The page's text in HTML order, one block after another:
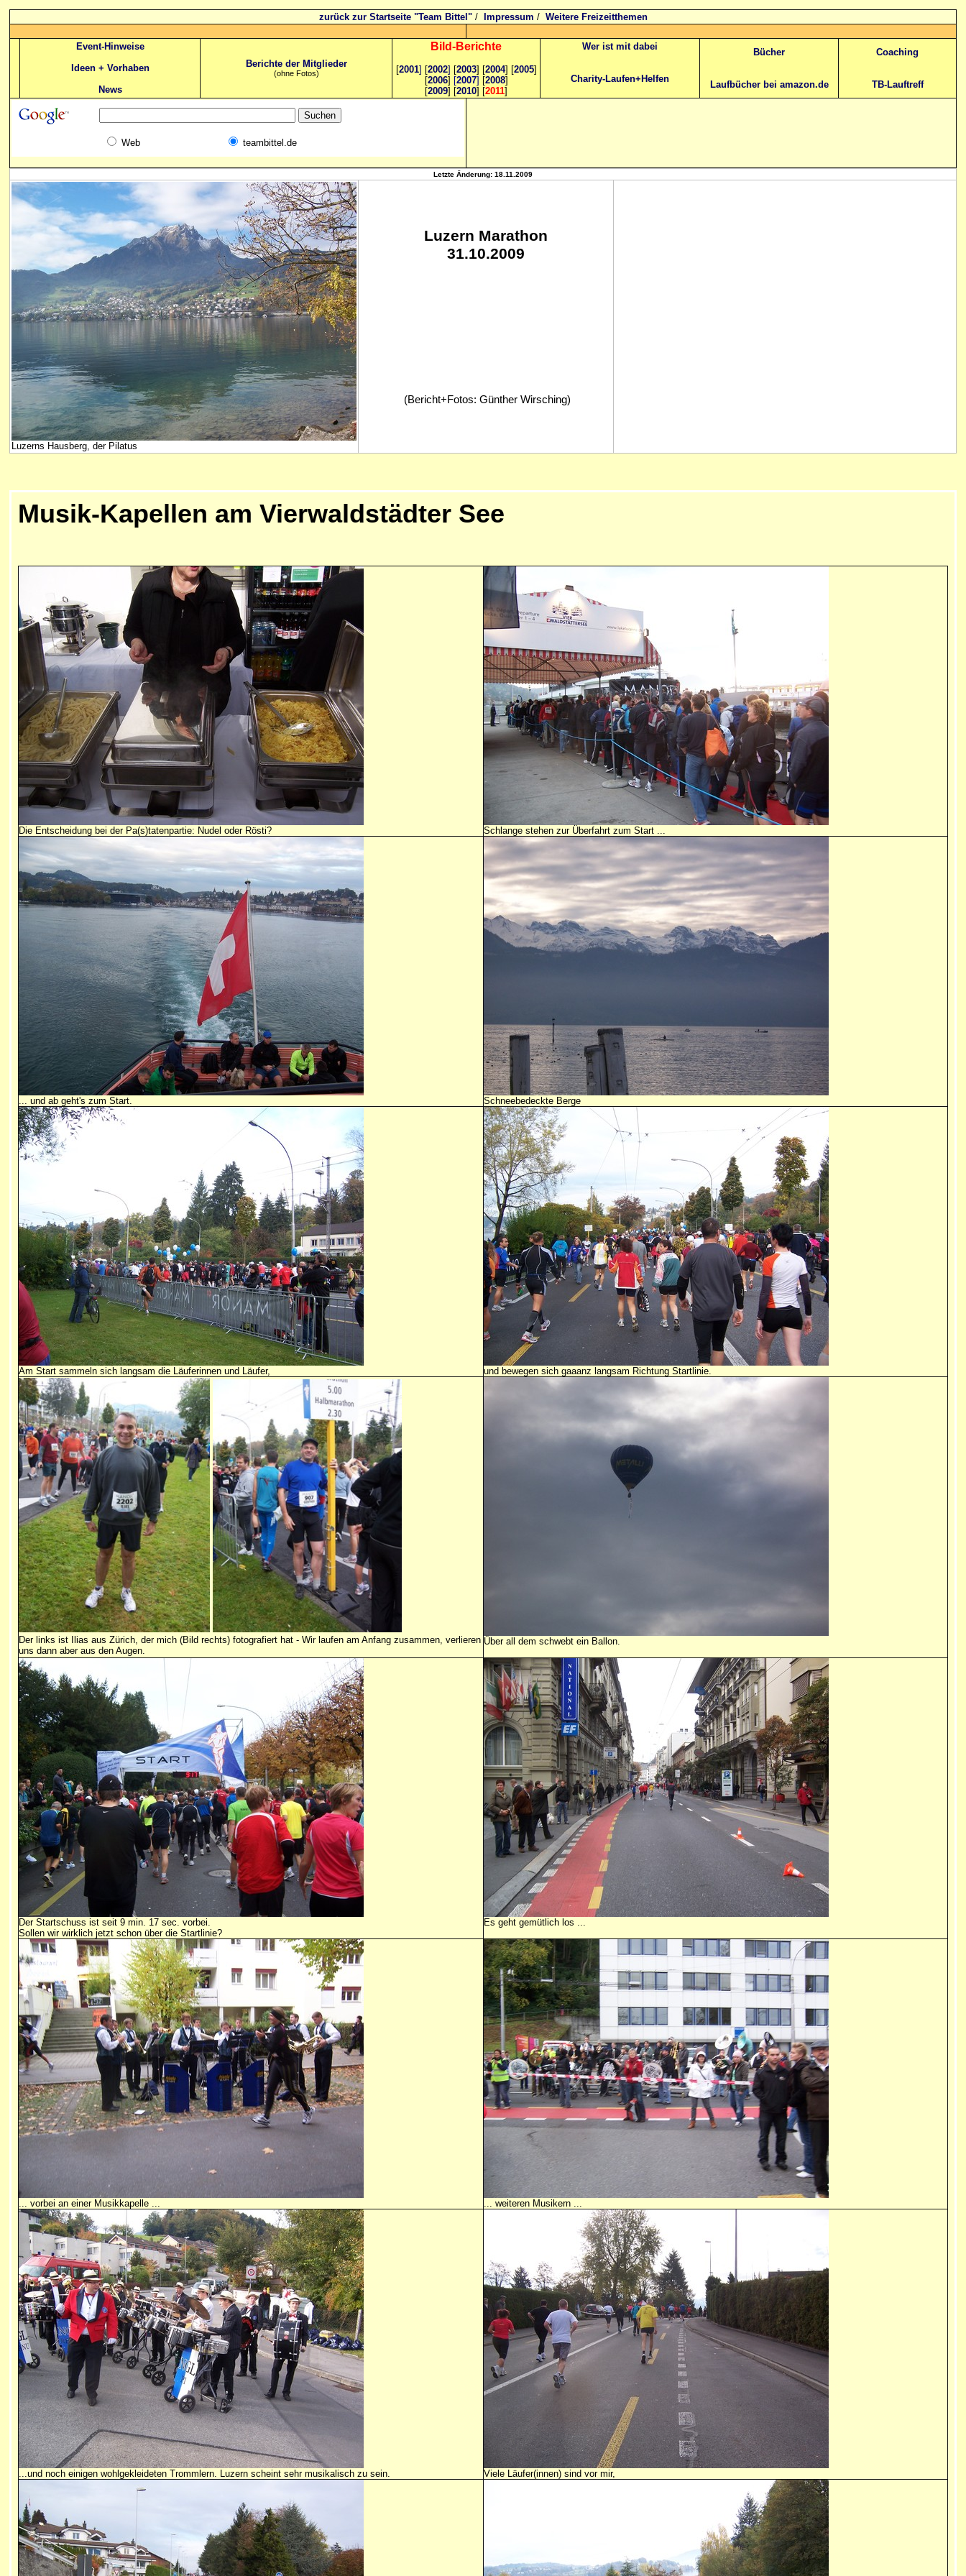
zurück zur Startseite "Team Bittel"/ Impressum / Weitere Freizeitthemen
Event-Hinweise
Ideen + Vorhaben
News
Berichte der Mitglieder
(ohne Fotos)
Bild-Berichte
[2001] [2002] [2003] [2004] [2005]
[2006] [2007] [2008]
[2009] [2010] [2011]
Wer ist mit dabei
Charity-Laufen+Helfen
Bücher
Laufbücher bei amazon.de
Coaching
TB-Lauftreff
Web teambittel.de
Letzte Änderung: 18.11.2009
Luzerns Hausberg, der Pilatus
Luzern Marathon
31.10.2009
(Bericht+Fotos: Günther Wirsching)
Musik-Kapellen am Vierwaldstädter See
Die Entscheidung bei der Pa(s)tatenpartie: Nudel oder Rösti? Schlange stehen zur Überfahrt zum Start ...
... und ab geht's zum Start. Schneebedeckte Berge
Am Start sammeln sich langsam die Läuferinnen und Läufer, und bewegen sich gaaanz langsam Richtung Startlinie.
Der links ist Ilias aus Zürich, der mich (Bild rechts) fotografiert hat - Wir laufen am Anfang zusammen, verlieren
uns dann aber aus den Augen.
Über all dem schwebt ein Ballon.
Der Startschuss ist seit 9 min. 17 sec. vorbei.
Sollen wir wirklich jetzt schon über die Startlinie?
Es geht gemütlich los ...
... vorbei an einer Musikkapelle ... ... weiteren Musikern ...
...und noch einigen wohlgekleideten Trommlern. Luzern scheint sehr musikalisch zu sein. Viele Läufer(innen) sind vor mir,